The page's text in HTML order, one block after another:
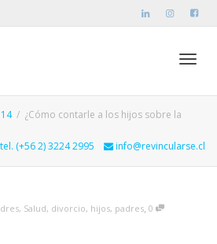
14
¿Cómo contarle a los hijos sobre la
tel. (+56 2) 3224 2995 info@revincularse.cl
, Salud, divorcio, hijos, padres, 0